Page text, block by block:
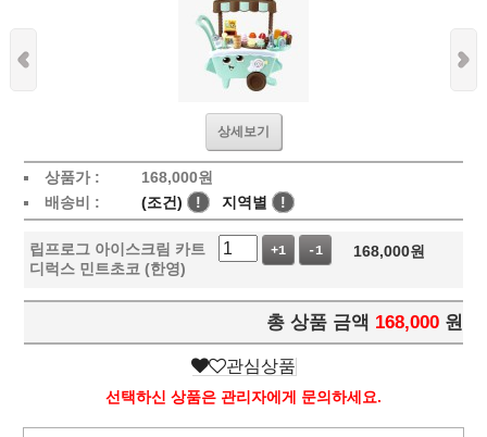
상세보기
상품가 : 168,000원
배송비 :
(조건) ! 지역별 !
립프로그 아이스크림 카트
디럭스 민트초코 (한영)
+1 -1 168,000원
총 상품 금액 168,000 원
관심상품
선택하신 상품은 관리자에게 문의하세요.